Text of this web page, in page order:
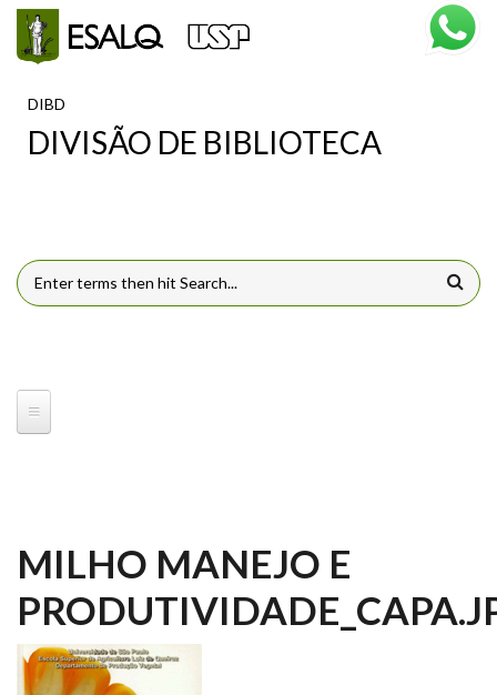
Pular para o conteúdo principal
DIBD
DIVISÃO DE BIBLIOTECA
FORMULÁRIO DE BUSCA
MILHO MANEJO E